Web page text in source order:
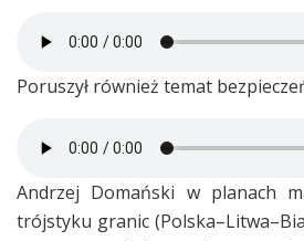
Poruszył również temat
Andrzej Domański w planach
trójstyku granic